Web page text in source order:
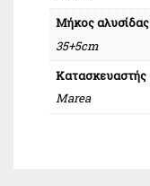
Μήκος αλυσίδας
35+5cm
Κατασκευαστής
Marea